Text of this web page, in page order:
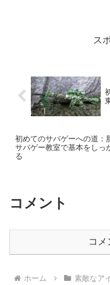
ス
初めてのサバゲーへの道
サバゲー教室で基本をしっ
る
コメント
コメ
ホーム 素敵なア